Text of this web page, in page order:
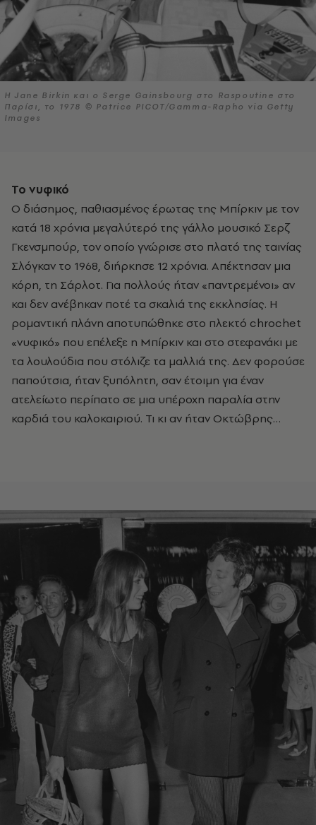
Η Jane Birkin και ο Serge Gainsbourg στο Raspoutine στο
Παρίσι, το 1978 © Patrice PICOT/Gamma-Rapho via Getty
Images
Το νυφικό
Ο διάσημος, παθιασμένος έρωτας της Μπίρκιν με τον
κατά 18 χρόνια μεγαλύτερό της γάλλο μουσικό Σερζ
Γκενσμπούρ, τον οποίο γνώρισε στο πλατό της ταινίας
Σλόγκαν το 1968, διήρκησε 12 χρόνια. Απέκτησαν μια
κόρη, τη Σάρλοτ. Για πολλούς ήταν «παντρεμένοι» αν
και δεν ανέβηκαν ποτέ τα σκαλιά της εκκλησίας. Η
ρομαντική πλάνη αποτυπώθηκε στο πλεκτό chrochet
«νυφικό» που επέλεξε η Μπίρκιν και στο στεφανάκι με
τα λουλούδια που στόλιζε τα μαλλιά της. Δεν φορούσε
παπούτσια, ήταν ξυπόλητη, σαν έτοιμη για έναν
ατελείωτο περίπατο σε μια υπέροχη παραλία στην
καρδιά του καλοκαιριού. Τι κι αν ήταν Οκτώβρης…